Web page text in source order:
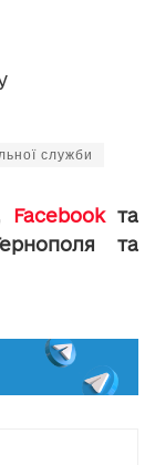
служби
Facebookта
та